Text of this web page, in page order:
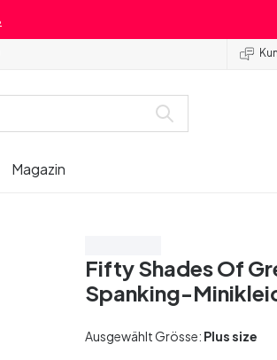
Magazin
Fifty Shades Of
Spanking-
Ausgewählt Grösse: Plus size